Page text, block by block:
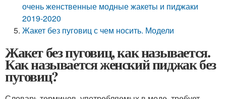
очень женственные модные жакеты и пиджаки
2019-2020
Жакет без пуговиц с чем носить. Модели
Жакет без пуговиц, как называется.
Как называется женский пиджак без
пуговиц?